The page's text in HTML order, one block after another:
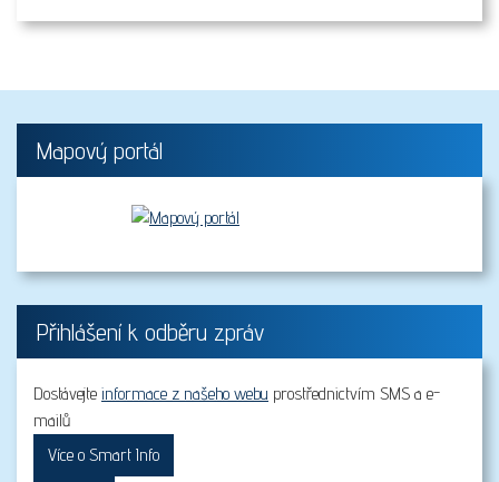
Mapový portál
Přihlášení k odběru zpráv
Dostávejte informace z našeho webu prostřednictvím SMS a e-
mailů
Více o Smart Info